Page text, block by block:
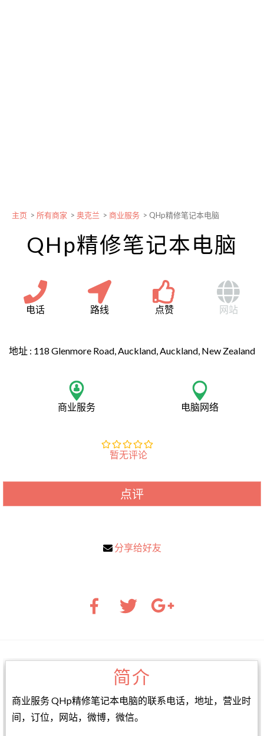
主页 > 所有商家 > 奥克兰 > 商业服务 > QHp精修笔记本电脑
QHp精修笔记本电脑
电话 路线 点赞 网站
地址 : 118 Glenmore Road, Auckland, Auckland, New Zealand
商业服务 电脑网络
暂无评论
点评
分享给好友
简介
商业服务 QHp精修笔记本电脑的联系电话，地址，营业时
间，订位，网站，微博，微信。